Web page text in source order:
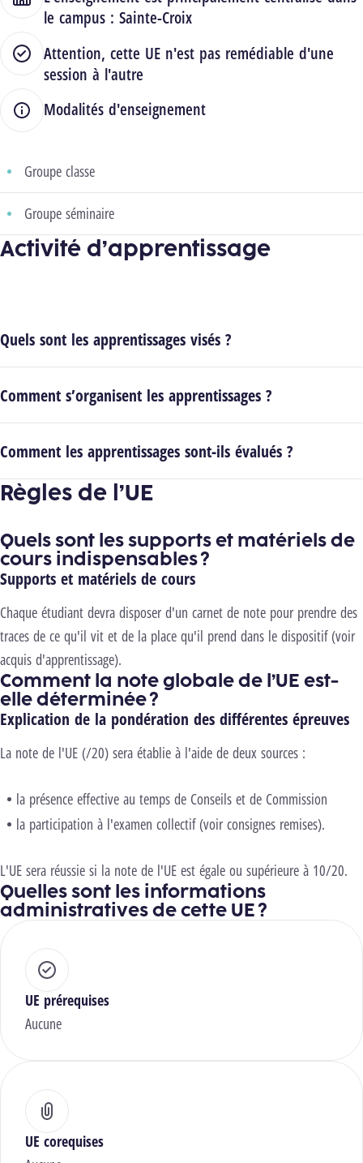
le campus : Sainte-Croix
Attention, cette UE n'est pas remédiable d'une
session à l'autre
Modalités d'enseignement
Groupe classe
Groupe séminaire
Activité d’apprentissage
Quels sont les apprentissages visés ?
Comment s’organisent les apprentissages ?
Comment les apprentissages sont-ils évalués ?
Règles de l’UE
Quels sont les supports et matériels de
cours indispensables ?
Supports et matériels de cours
Chaque étudiant devra disposer d'un carnet de note pour prendre des
traces de ce qu'il vit et de la place qu'il prend dans le dispositif (voir
acquis d'apprentissage).
Comment la note globale de l’UE est-
elle déterminée ?
Explication de la pondération des différentes épreuves
La note de l'UE (/20) sera établie à l'aide de deux sources :
la présence effective au temps de Conseils et de Commission
la participation à l'examen collectif (voir consignes remises).
L'UE sera réussie si la note de l'UE est égale ou supérieure à 10/20.
Quelles sont les informations
administratives de cette UE ?
UE prérequises
Aucune
UE corequises